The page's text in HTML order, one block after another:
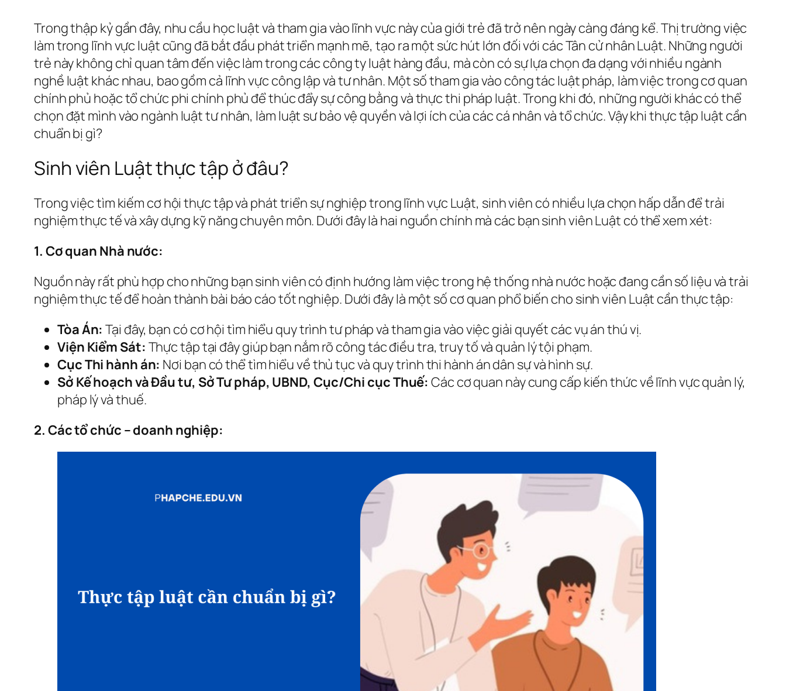
Trong thập kỷ gần đây, nhu cầu học luật và tham gia vào lĩnh vực này của giới trẻ đã trở nên ngày càng đáng kể. Thị trường việc
làm trong lĩnh vực luật cũng đã bắt đầu phát triển mạnh mẽ, tạo ra một sức hút lớn đối với các Tân cử nhân Luật. Những người
trẻ này không chỉ quan tâm đến việc làm trong các công ty luật hàng đầu, mà còn có sự lựa chọn đa dạng với nhiều ngành
nghề luật khác nhau, bao gồm cả lĩnh vực công lập và tư nhân. Một số tham gia vào công tác luật pháp, làm việc trong cơ quan
chính phủ hoặc tổ chức phi chính phủ để thúc đẩy sự công bằng và thực thi pháp luật. Trong khi đó, những người khác có thể
chọn đặt mình vào ngành luật tư nhân, làm luật sư bảo vệ quyền và lợi ích của các cá nhân và tổ chức. Vậy khi thực tập luật cần
chuẩn bị gì?
Sinh viên Luật thực tập ở đâu?
Trong việc tìm kiếm cơ hội thực tập và phát triển sự nghiệp trong lĩnh vực Luật, sinh viên có nhiều lựa chọn hấp dẫn để trải
nghiệm thực tế và xây dựng kỹ năng chuyên môn. Dưới đây là hai nguồn chính mà các bạn sinh viên Luật có thể xem xét:
1. Cơ quan Nhà nước:
Nguồn này rất phù hợp cho những bạn sinh viên có định hướng làm việc trong hệ thống nhà nước hoặc đang cần số liệu và trải
nghiệm thực tế để hoàn thành bài báo cáo tốt nghiệp. Dưới đây là một số cơ quan phổ biến cho sinh viên Luật cần thực tập:
Tòa Án: Tại đây, bạn có cơ hội tìm hiểu quy trình tư pháp và tham gia vào việc giải quyết các vụ án thú vị.
Viện Kiểm Sát: Thực tập tại đây giúp bạn nắm rõ công tác điều tra, truy tố và quản lý tội phạm.
Cục Thi hành án: Nơi bạn có thể tìm hiểu về thủ tục và quy trình thi hành án dân sự và hình sự.
Sở Kế hoạch và Đầu tư, Sở Tư pháp, UBND, Cục/Chi cục Thuế: Các cơ quan này cung cấp kiến thức về lĩnh vực quản lý,
pháp lý và thuế.
2. Các tổ chức – doanh nghiệp: